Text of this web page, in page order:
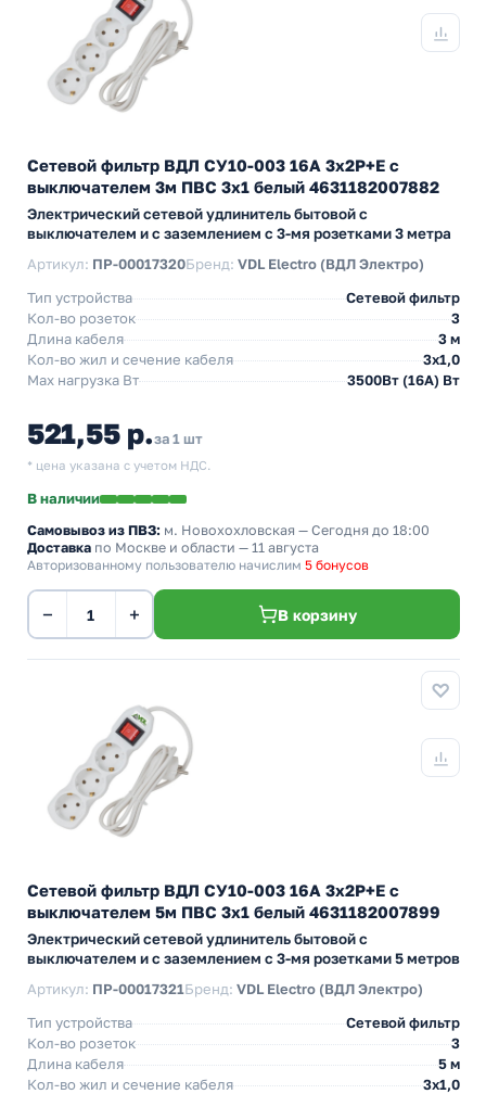
Сетевой фильтр ВДЛ СУ10-003 16А 3х2P+E с
выключателем 3м ПВС 3х1 белый 4631182007882
Электрический сетевой удлинитель бытовой с
выключателем и с заземлением с 3-мя розетками 3 метра
Артикул: ПР-00017320Бренд: VDL Electro (ВДЛ Электро)
Тип устройства
Сетевой фильтр
Кол-во розеток
3
Длина кабеля
3 м
Кол-во жил и сечение кабеля
3х1,0
Max нагрузка Вт
3500Вт (16А) Вт
521,55 р.за 1 шт
* цена указана с учетом НДС.
В наличии
Самовывоз из ПВЗ: м. Новохохловская — Сегодня до 18:00
Доставка по Москве и области — 11 августа
Авторизованному пользователю начислим 5 бонусов
− + В корзину
Сетевой фильтр ВДЛ СУ10-003 16А 3х2P+E с
выключателем 5м ПВС 3х1 белый 4631182007899
Электрический сетевой удлинитель бытовой с
выключателем и с заземлением с 3-мя розетками 5 метров
Артикул: ПР-00017321Бренд: VDL Electro (ВДЛ Электро)
Тип устройства
Сетевой фильтр
Кол-во розеток
3
Длина кабеля
5 м
Кол-во жил и сечение кабеля
3х1,0